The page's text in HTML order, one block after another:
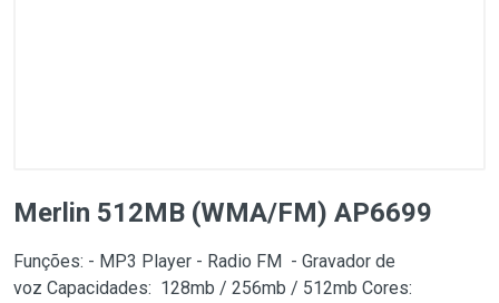
Merlin 512MB (WMA/FM) AP6699
Funções: - MP3 Player - Radio FM - Gravador de
voz Capacidades: 128mb / 256mb / 512mb Cores: